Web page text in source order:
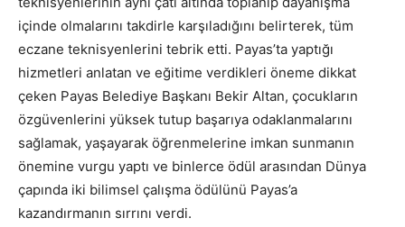
içinde olmalarını takdirle karşıladığını belirterek, tüm
eczane teknisyenlerini tebrik etti. Payas’ta yaptığı
hizmetleri anlatan ve eğitime verdikleri öneme dikkat
çeken Payas Belediye Başkanı Bekir Altan, çocukların
özgüvenlerini yüksek tutup başarıya odaklanmalarını
sağlamak, yaşayarak öğrenmelerine imkan sunmanın
önemine vurgu yaptı ve binlerce ödül arasından Dünya
çapında iki bilimsel çalışma ödülünü Payas’a
kazandırmanın sırrını verdi.